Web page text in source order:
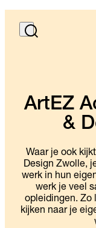
ArtEZ
&
Waar je ook
Design Zwolle,
werk in hun
werk je veel
opleidingen. Zo
kijken naar je